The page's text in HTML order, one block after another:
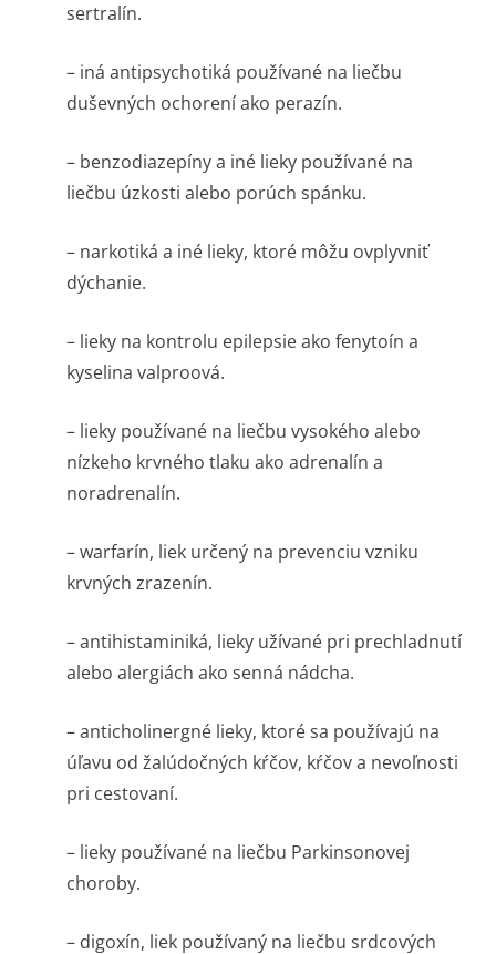
sertralín.
– iná antipsychotiká používané na liečbu
duševných ochorení ako perazín.
– benzodiazepíny a iné lieky používané na
liečbu úzkosti alebo porúch spánku.
– narkotiká a iné lieky, ktoré môžu ovplyvniť
dýchanie.
– lieky na kontrolu epilepsie ako fenytoín a
kyselina valproová.
– lieky používané na liečbu vysokého alebo
nízkeho krvného tlaku ako adrenalín a
noradrenalín.
– warfarín, liek určený na prevenciu vzniku
krvných zrazenín.
– antihistaminiká, lieky užívané pri prechladnutí
alebo alergiách ako senná nádcha.
– anticholinergné lieky, ktoré sa používajú na
úľavu od žalúdočných kŕčov, kŕčov a nevoľnosti
pri cestovaní.
– lieky používané na liečbu Parkinsonovej
choroby.
– digoxín, liek používaný na liečbu srdcových